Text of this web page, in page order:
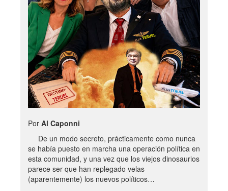
Por Al Caponni
De un modo secreto, prácticamente como nunca
se había puesto en marcha una operación política en
esta comunidad, y una vez que los viejos dinosaurios
parece ser que han replegado velas
(aparentemente) los nuevos políticos…